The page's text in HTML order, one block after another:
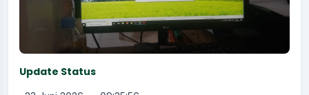
Update Status